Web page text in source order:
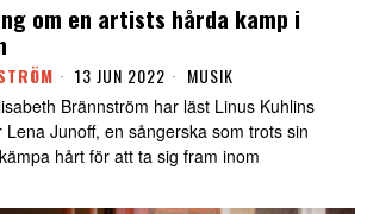
om en artists hårda kamp i
13 JUN 2022 MUSIK
Brännström har läst Linus Kuhlins
Junoff, en sångerska som trots sin
hårt för att ta sig fram inom